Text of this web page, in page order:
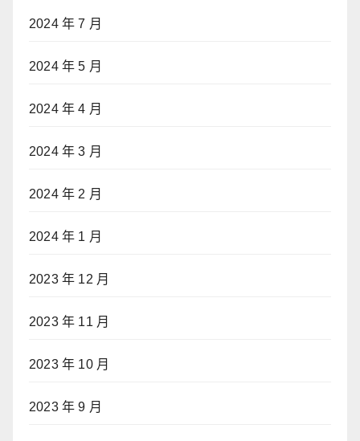
2024 年 7 月
2024 年 5 月
2024 年 4 月
2024 年 3 月
2024 年 2 月
2024 年 1 月
2023 年 12 月
2023 年 11 月
2023 年 10 月
2023 年 9 月